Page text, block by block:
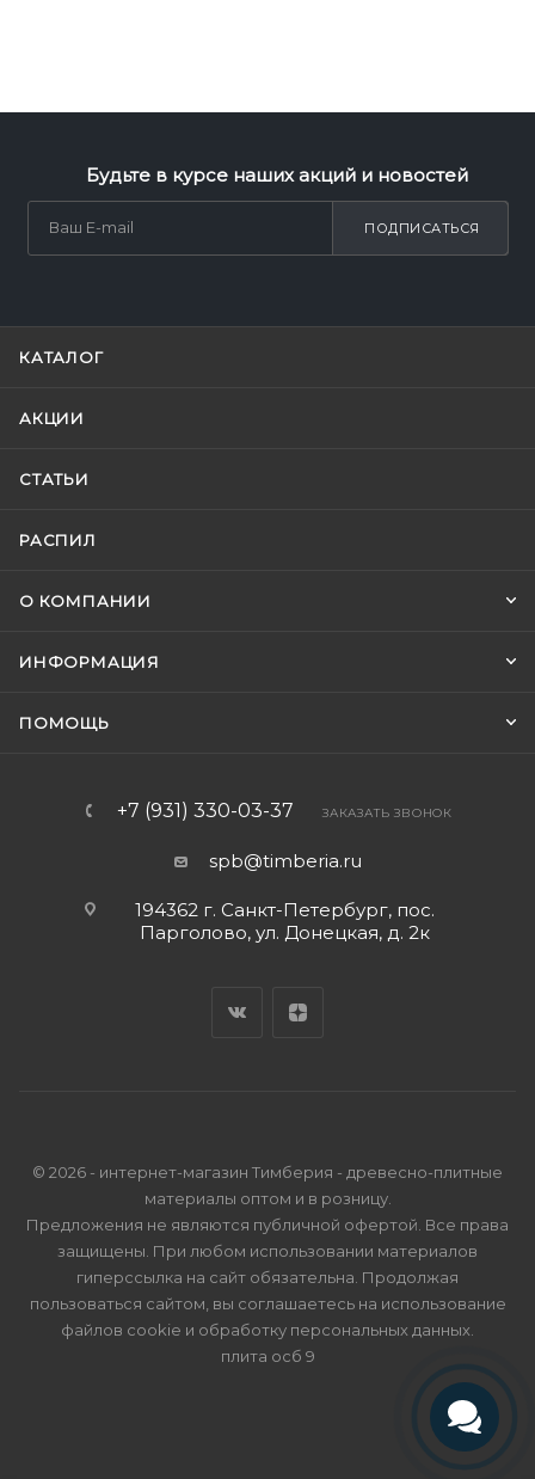
Будьте в курсе наших акций и новостей
ПОДПИСАТЬСЯ
КАТАЛОГ
АКЦИИ
СТАТЬИ
РАСПИЛ
О КОМПАНИИ
ИНФОРМАЦИЯ
ПОМОЩЬ
+7 (931) 330-03-37 ЗАКАЗАТЬ ЗВОНОК
spb@timberia.ru
194362 г. Санкт-Петербург, пос.
Парголово, ул. Донецкая, д. 2к
© 2026 - интернет-магазин Тимберия - древесно-плитные
материалы оптом и в розницу.
Предложения не являются публичной офертой. Все права
защищены. При любом использовании материалов
гиперссылка на сайт обязательна. Продолжая
пользоваться сайтом, вы соглашаетесь на использование
файлов cookie и обработку персональных данных
плита осб 9